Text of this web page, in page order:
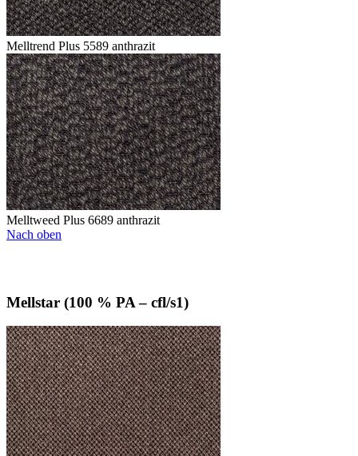
Melltrend Plus 5589 anthrazit
Melltweed Plus 6689 anthrazit
Nach oben
Mellstar (100 % PA – cfl/s1)